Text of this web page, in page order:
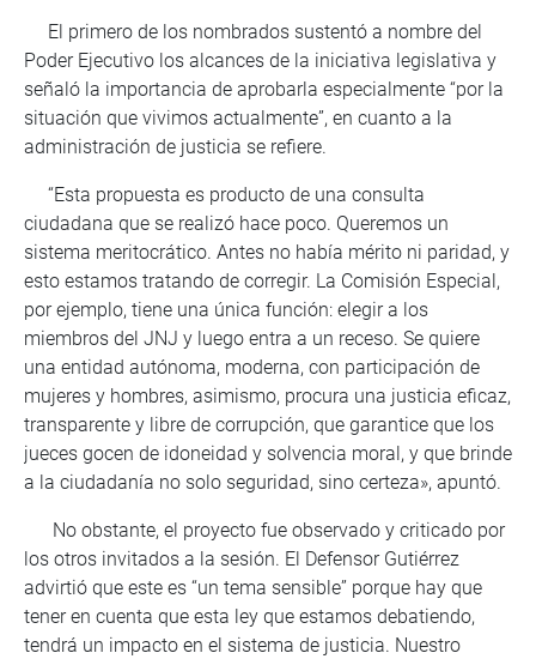
El primero de los nombrados sustentó a nombre del
Poder Ejecutivo los alcances de la iniciativa legislativa y
señaló la importancia de aprobarla especialmente “por la
situación que vivimos actualmente”, en cuanto a la
administración de justicia se refiere.
“Esta propuesta es producto de una consulta
ciudadana que se realizó hace poco. Queremos un
sistema meritocrático. Antes no había mérito ni paridad, y
esto estamos tratando de corregir. La Comisión Especial,
por ejemplo, tiene una única función: elegir a los
miembros del JNJ y luego entra a un receso. Se quiere
una entidad autónoma, moderna, con participación de
mujeres y hombres, asimismo, procura una justicia eficaz,
transparente y libre de corrupción, que garantice que los
jueces gocen de idoneidad y solvencia moral, y que brinde
a la ciudadanía no solo seguridad, sino certeza», apuntó.
No obstante, el proyecto fue observado y criticado por
los otros invitados a la sesión. El Defensor Gutiérrez
advirtió que este es “un tema sensible” porque hay que
tener en cuenta que esta ley que estamos debatiendo,
tendrá un impacto en el sistema de justicia. Nuestro